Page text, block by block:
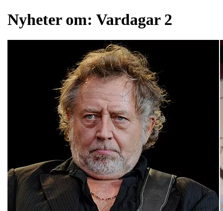
Nyheter om: Vardagar 2